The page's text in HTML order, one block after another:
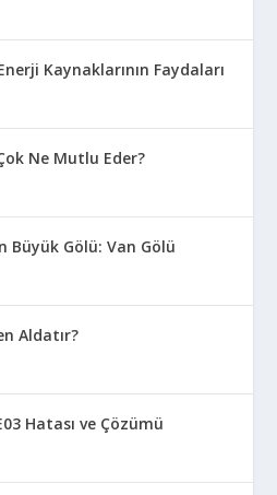
Kaynaklarının Faydaları
Ne Mutlu Eder?
Büyük Gölü: Van Gölü
Aldatır?
Hatası ve Çözümü